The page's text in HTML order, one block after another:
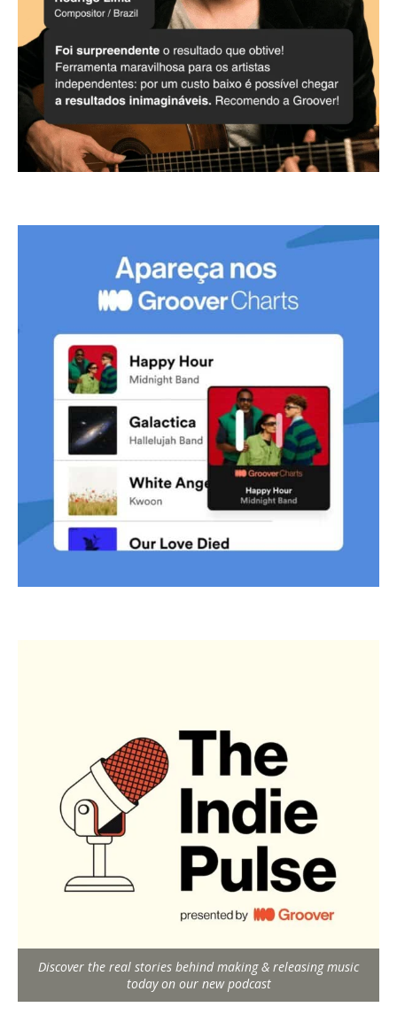
Discover the real stories behind making & releasing music
today on our new podcast